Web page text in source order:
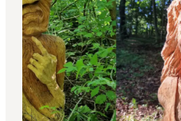
Overnatning
Book lokale